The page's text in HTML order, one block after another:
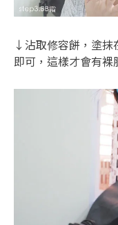
↓沾取修容餅，塗抹
即可，這樣才會有裸